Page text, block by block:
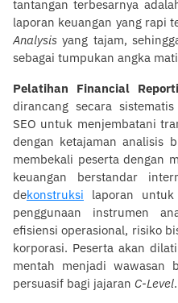
tantangan terbesarnya
laporan keuangan yang rapi
Analysis yang tajam,
sebagai tumpukan angka
Pelatihan Financial
dirancang secara
SEO untuk menjembatani
dengan ketajaman analisis
membekali peserta dengan
keuangan berstandar
dekonstruksi laporan
penggunaan instrumen
efisiensi operasional, risiko
korporasi. Peserta akan
mentah menjadi wawasan
persuasif bagi jajaran C-Level.